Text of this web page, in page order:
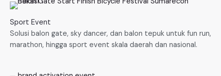
Sport Event
Solusi balon gate, sky dancer, dan balon tepuk untuk fun run,
marathon, hingga sport event skala daerah dan nasional.